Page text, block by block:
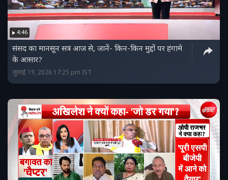
4:46
संसद का मानसून सत्र आज से, जानें- किन-किन मुद्दों पर हंगामे
के आसार?
जुलाई 19, 2026 17:25 pm IST